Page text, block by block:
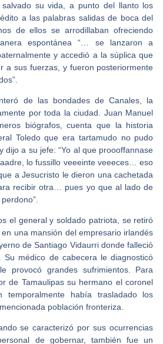
su vida, a punto del llanto los
a las palabras salidas de boca del
de ellos se arrodillaban ofreciendo
espontánea “… se lanzaron a
y accedió a la súplica que
a sus fuerzas, y fueron posteriormente
de las bondades de Canales, la
por toda la ciudad. Juan Manuel
biógrafos, cuenta que la historia
Toledo que era tartamudo no pudo
dijo a su jefe: “Yo al que proooffannase
lo fussillo veeeinte veeeces… eso
a Jesucristo le dieron una cachetada
recibir otra… pues yo que al lado de
el general y soldado patriota, se retiró
una mansión del empresario irlandés
de Santiago Vidaurri donde falleció
médico de cabecera le diagnosticó
provocó grandes sufrimientos. Para
de Tamaulipas su hermano el coronel
temporalmente había trasladado los
población fronteriza.
se caracterizó por sus ocurrencias
de gobernar, también fue un